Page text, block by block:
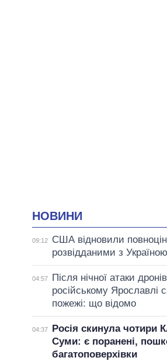
НОВИНИ
09:12
США відновили
розвідданими з
04:57
Після нічної атаки
російському Ярославлі
пожежі: що відомо
04:37
Росія скинула чотири
Суми: є поранені,
багатоповерхівки